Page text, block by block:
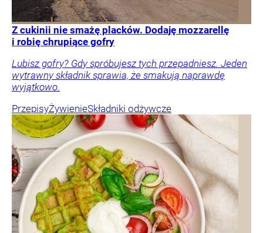
Z cukinii nie smażę placków. Dodaję mozzarellę
i robię chrupiące gofry
Lubisz gofry? Gdy spróbujesz tych przepadniesz. Jeden
wytrawny składnik sprawia, że smakują naprawdę
wyjątkowo.
PrzepisyŻywienieSkładniki odżywcze